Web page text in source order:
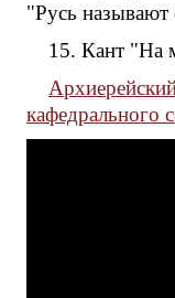
"Русь называют
15. Кант "На
кафедрального